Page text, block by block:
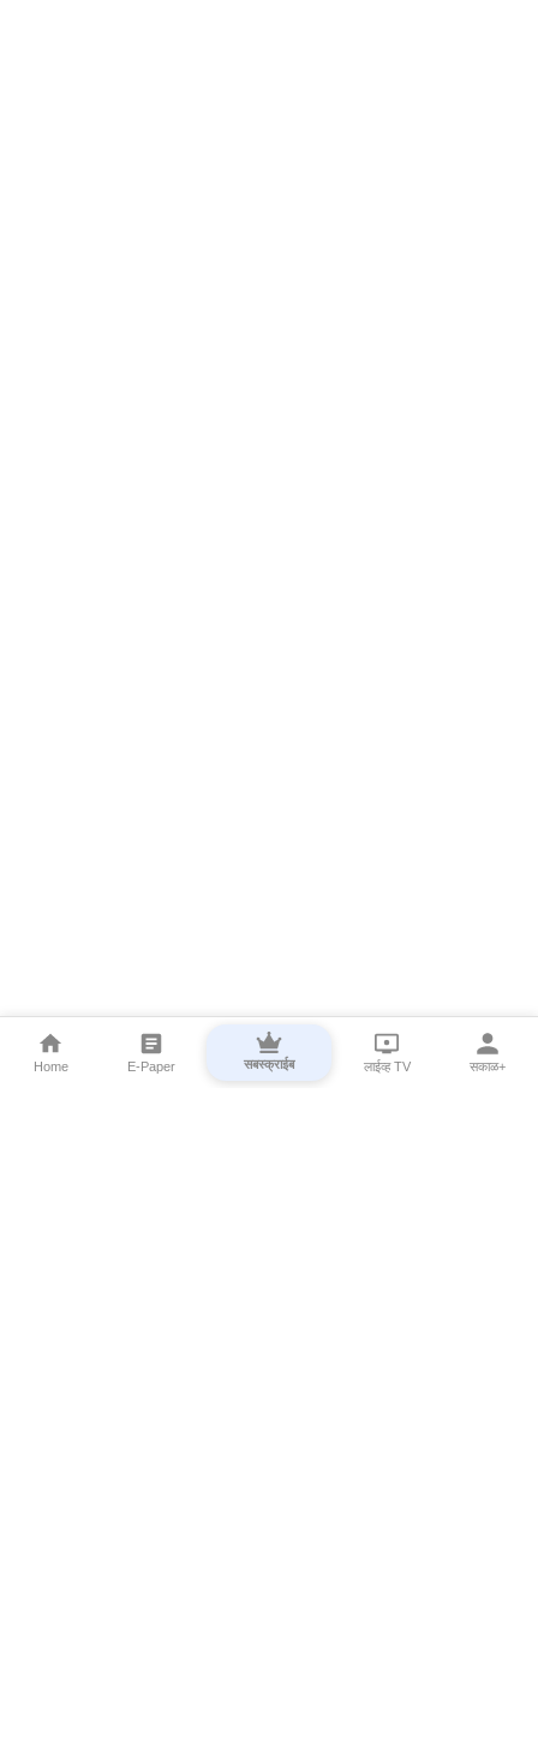
Home E-Paper सबस्क्राईब लाईव्ह TV सकाळ+